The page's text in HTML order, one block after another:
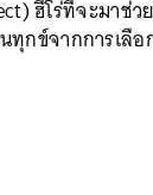
ฮีโร่ที่จะมาช่ว
ทุกข์จากการเลือ